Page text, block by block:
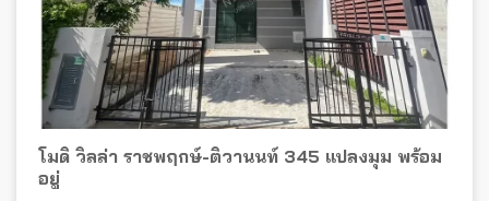
โมดิ วิลล่า ราชพฤกษ์-ติวานนท์ 345 แปลงมุม พร้อม
อยู่